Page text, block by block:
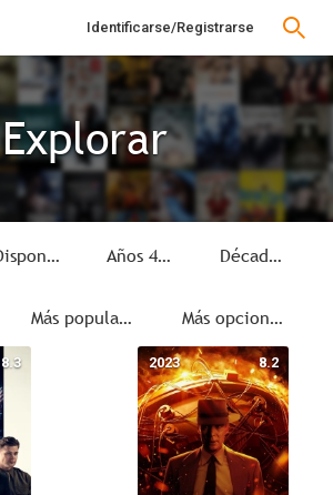
Identificarse/Registrarse
Explorar
Disponible Años 40 Década
Más populares Más opciones
8.3 8.2
2023